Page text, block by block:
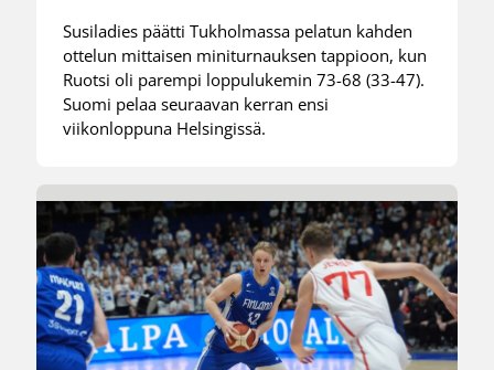
Susiladies päätti Tukholmassa pelatun kahden
ottelun mittaisen miniturnauksen tappioon, kun
Ruotsi oli parempi loppulukemin 73-68 (33-47).
Suomi pelaa seuraavan kerran ensi
viikonloppuna Helsingissä.